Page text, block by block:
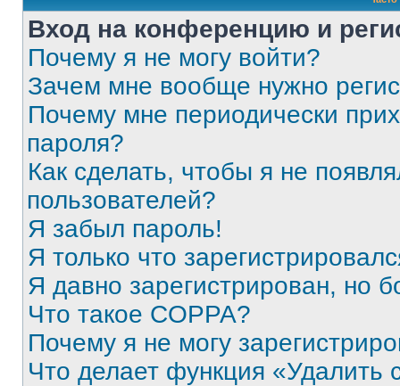
Вход на конференцию и
Почему я не могу войти?
Зачем мне вообще нужно
Почему мне периодически
пароля?
Как сделать, чтобы я не
пользователей?
Я забыл пароль!
Я только что
Я давно зарегистрирован, но
Что такое COPPA?
Почему я не могу
Что делает функция «Удалить